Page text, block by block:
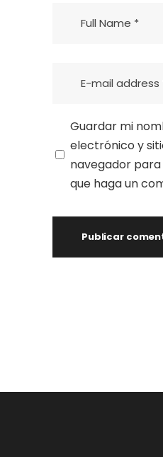
Guardar mi
electrónico y
navegador
que haga un